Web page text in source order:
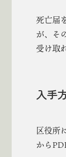
死亡届
が、そ
受け取
入手
区役所
から